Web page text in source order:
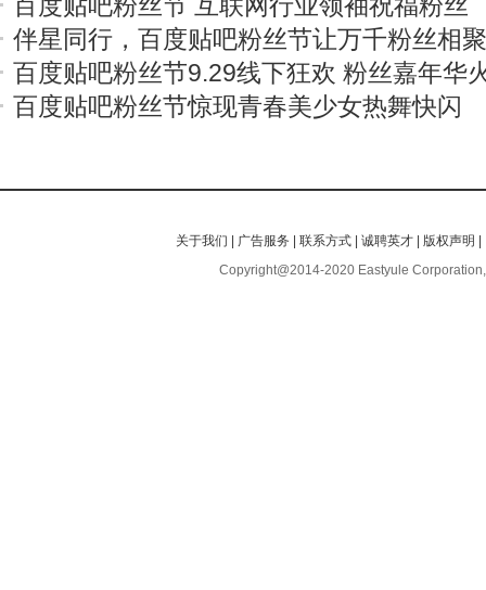
伴星同行，百度贴吧粉丝节让万千粉丝相聚
百度贴吧粉丝节9.29线下狂欢 粉丝嘉年华
百度贴吧粉丝节惊现青春美少女热舞快闪
关于我们 | 广告服务 |联系方式 |诚聘英才 | 版权声明 |
Copyright@2014-2020 Eastyule